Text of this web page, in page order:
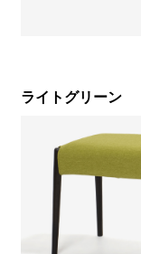
ライトグリーン